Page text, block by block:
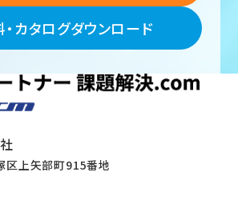
カタログダウンロード
区上矢部町915番地